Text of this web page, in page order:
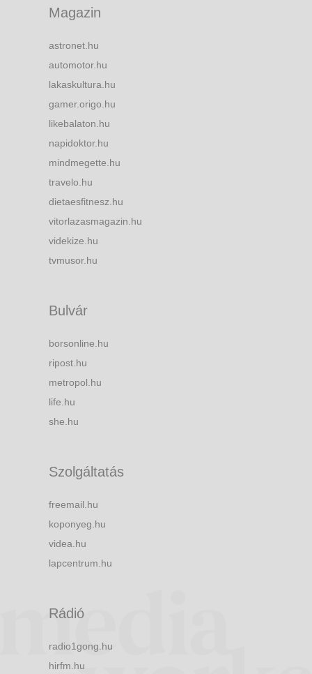
Magazin
astronet.hu
automotor.hu
lakaskultura.hu
gamer.origo.hu
likebalaton.hu
napidoktor.hu
mindmegette.hu
travelo.hu
dietaesfitnesz.hu
vitorlazasmagazin.hu
videkize.hu
tvmusor.hu
Bulvár
borsonline.hu
ripost.hu
metropol.hu
life.hu
she.hu
Szolgáltatás
freemail.hu
koponyeg.hu
videa.hu
lapcentrum.hu
Rádió
radio1gong.hu
hirfm.hu